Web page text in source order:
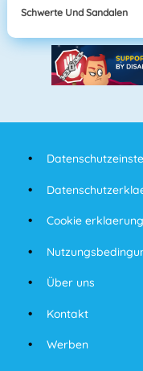
Schwerte Und Sandalen
Cookie erklaerung
Über uns
Kontakt
Werben